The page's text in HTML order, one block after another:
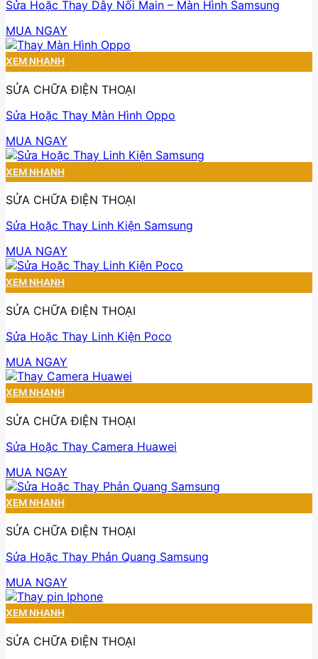
Sửa Hoặc Thay Dây Nối Main – Màn Hình Samsung
MUA NGAY
XEM NHANH
SỬA CHỮA ĐIỆN THOẠI
Sửa Hoặc Thay Màn Hình Oppo
MUA NGAY
XEM NHANH
SỬA CHỮA ĐIỆN THOẠI
Sửa Hoặc Thay Linh Kiện Samsung
MUA NGAY
XEM NHANH
SỬA CHỮA ĐIỆN THOẠI
Sửa Hoặc Thay Linh Kiện Poco
MUA NGAY
XEM NHANH
SỬA CHỮA ĐIỆN THOẠI
Sửa Hoặc Thay Camera Huawei
MUA NGAY
XEM NHANH
SỬA CHỮA ĐIỆN THOẠI
Sửa Hoặc Thay Phản Quang Samsung
MUA NGAY
XEM NHANH
SỬA CHỮA ĐIỆN THOẠI